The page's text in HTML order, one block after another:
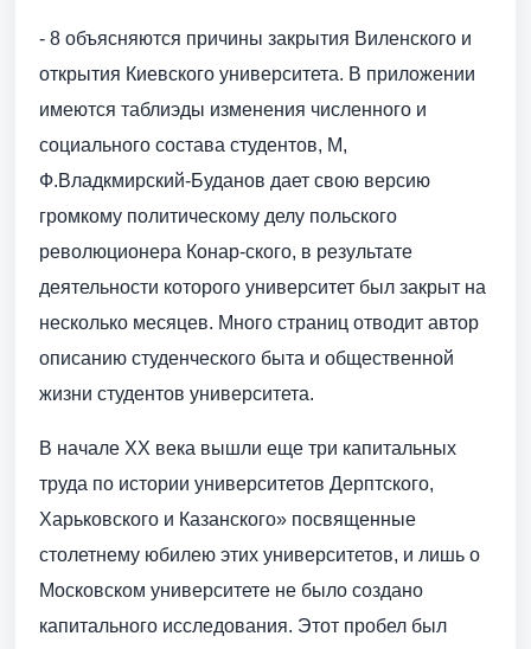
- 8 объясняются причины закрытия Виленского и
открытия Киевского университета. В приложении
имеются таблиэды изменения численного и
социального состава студентов, М,
Ф.Владкмирский-Буданов дает свою версию
громкому политическому делу польского
революционера Конар-ского, в результате
деятельности которого университет был закрыт на
несколько месяцев. Много страниц отводит автор
описанию студенческого быта и общественной
жизни студентов университета.
В начале XX века вышли еще три капитальных
труда по истории университетов Дерптского,
Харьковского и Казанского» посвященные
столетнему юбилею этих университетов, и лишь о
Московском университете не было создано
капитального исследования. Этот пробел был